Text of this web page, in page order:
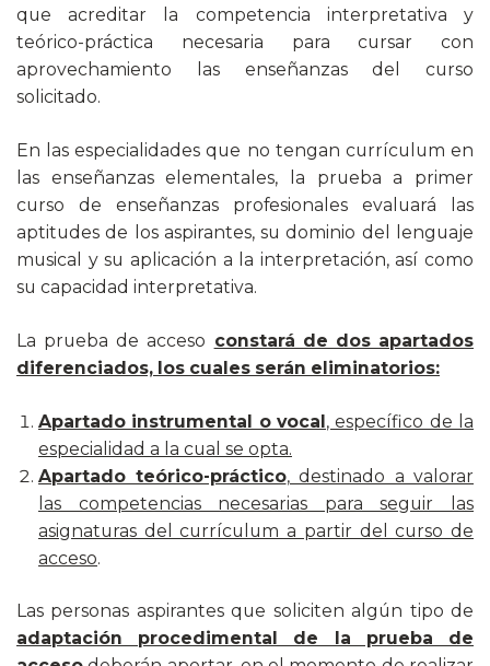
que acreditar la competencia interpretativa y
teórico-práctica necesaria para cursar con
aprovechamiento las enseñanzas del curso
solicitado.
En las especialidades que no tengan currículum en
las enseñanzas elementales, la prueba a primer
curso de enseñanzas profesionales evaluará las
aptitudes de los aspirantes, su dominio del lenguaje
musical y su aplicación a la interpretación, así como
su capacidad interpretativa.
La prueba de acceso constará de dos apartados
diferenciados, los cuales serán eliminatorios:
Apartado instrumental o vocal, específico de la
especialidad a la cual se opta.
Apartado teórico-práctico, destinado a valorar
las competencias necesarias para seguir las
asignaturas del currículum a partir del curso de
acceso.
Las personas aspirantes que soliciten algún tipo de
adaptación procedimental de la prueba de